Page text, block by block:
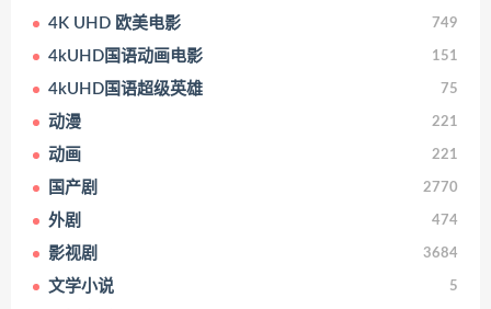
4K UHD 欧美电影 749
4kUHD国语动画电影 151
4kUHD国语超级英雄 75
动漫 221
动画 221
国产剧 2770
外剧 474
影视剧 3684
文学小说 5